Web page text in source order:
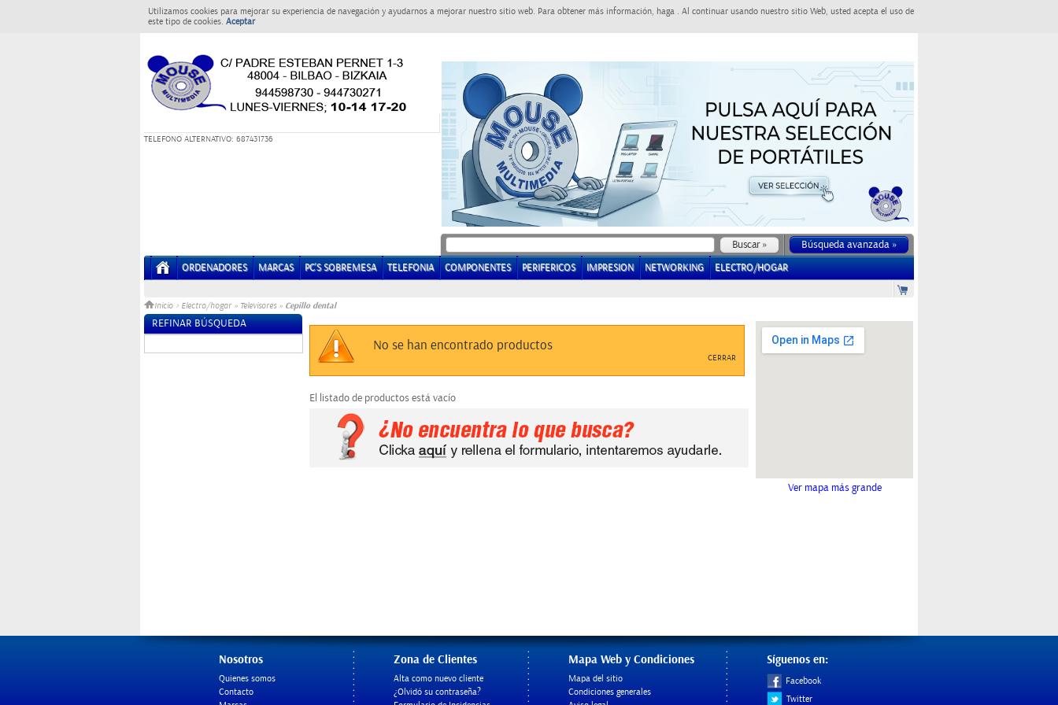
Utilizamos cookies para mejorar su experiencia de navegación y ayudarnos a mejorar nuestro sitio web. Para obtener más información, haga . Al continuar usando nuestro sitio Web, usted acepta el uso de
este tipo de cookies. Aceptar
TELEFONO ALTERNATIVO: 687431736
Búsqueda avanzada »
ORDENADORES MARCAS PC'S SOBREMESA TELEFONIA COMPONENTES PERIFERICOS IMPRESION NETWORKING ELECTRO/HOGAR
Inicio > Electro/hogar » Televisores » Cepillo dental
REFINAR BÚSQUEDA
No se han encontrado productos
CERRAR
El listado de productos está vacío
Ver mapa más grande
Nosotros
Quienes somos
Contacto
Zona de Clientes
Alta como nuevo cliente
¿Olvidó su contraseña?
Mapa Web y Condiciones
Mapa del sitio
Condiciones generales
Síguenos en:
Facebook
Twitter